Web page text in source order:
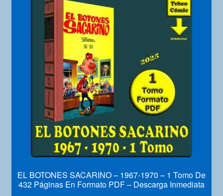
Mi Cuenta
EL BOTONES SACARINO – 1967-1970 – 1 Tomo De
432 Páginas En Formato PDF – Descarga Inmediata